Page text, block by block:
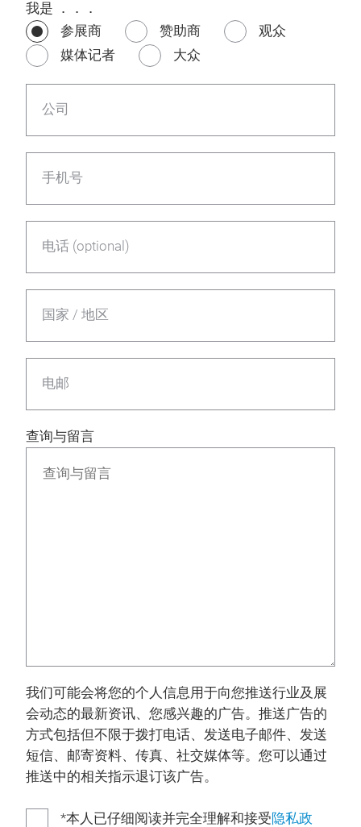
我是 ．．．
参展商
赞助商
观众
媒体记者
大众
公司
手机号
电话 (optional)
国家 / 地区
电邮
查询与留言
我们可能会将您的个人信息用于向您推送行业及展
会动态的最新资讯、您感兴趣的广告。推送广告的
方式包括但不限于拨打电话、发送电子邮件、发送
短信、邮寄资料、传真、社交媒体等。您可以通过
推送中的相关指示退订该广告。
*本人已仔细阅读并完全理解和接受隐私政